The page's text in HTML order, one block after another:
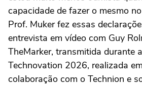
capacidade de fazer o mesmo
Prof. Muker fez essas
entrevista em vídeo com Guy
TheMarker, transmitida durante
Technovation 2026, realizada
colaboração com o Technion e